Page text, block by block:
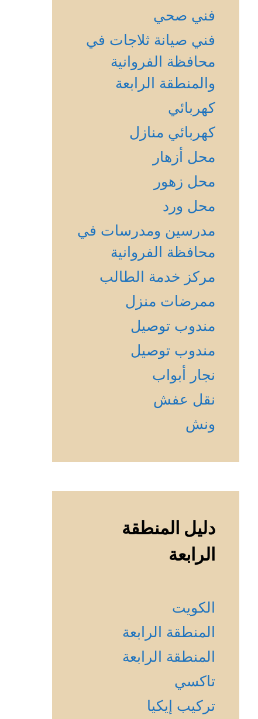
فني صحي
فني صيانة ثلاجات في
محافظة الفروانية
والمنطقة الرابعة
كهربائي
كهربائي منازل
محل أزهار
محل زهور
محل ورد
مدرسين ومدرسات في
محافظة الفروانية
مركز خدمة الطالب
ممرضات منزل
مندوب توصيل
مندوب توصيل
نجار أبواب
نقل عفش
ونش
دليل المنطقة
الرابعة
الكويت
المنطقة الرابعة
المنطقة الرابعة
تاكسي
تركيب إيكيا